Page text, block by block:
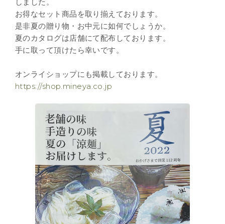
お得なセット商品を取り揃えております。
是非夏の贈り物・お中元に如何でしょうか。
夏のカタログは店舗にて配布しております。
手に取って頂けたら幸いです。
オンライショップにも掲載しております。
https://shop.mineya.co.jp